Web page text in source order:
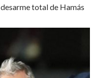
total de Hamás